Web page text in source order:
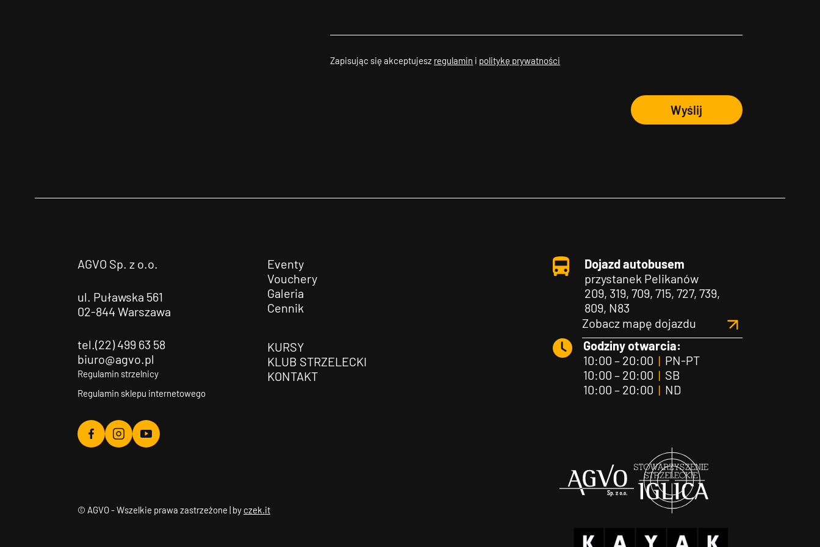
Zapisując się akceptujesz regulamin i politykę prywatności
Wyślij
AGVO Sp. z o.o.
ul. Puławska 561
02-844 Warszawa
tel.(22) 499 63 58
biuro@agvo.pl
Regulamin strzelnicy
Regulamin sklepu internetowego
Agvo
Agvo
Agvo
Eventy
Vouchery
Galeria
Cennik
KURSY
KLUB STRZELECKI
KONTAKT
Dojazd autobusem
przystanek Pelikanów
209, 319, 709, 715, 727, 739,
809, N83
Zobacz mapę dojazdu
Godziny otwarcia:
10:00 – 20:00 |PN-PT
10:00 – 20:00 |SB
10:00 – 20:00 |ND
© AGVO - Wszelkie prawa zastrzeżone | by czek.it
Agvo Iglica